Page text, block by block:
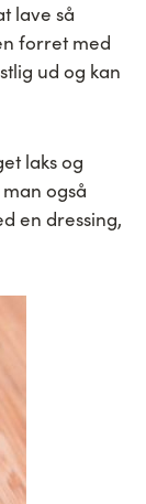
lave så
forret med
ud og kan
laks og
også
en dressing,